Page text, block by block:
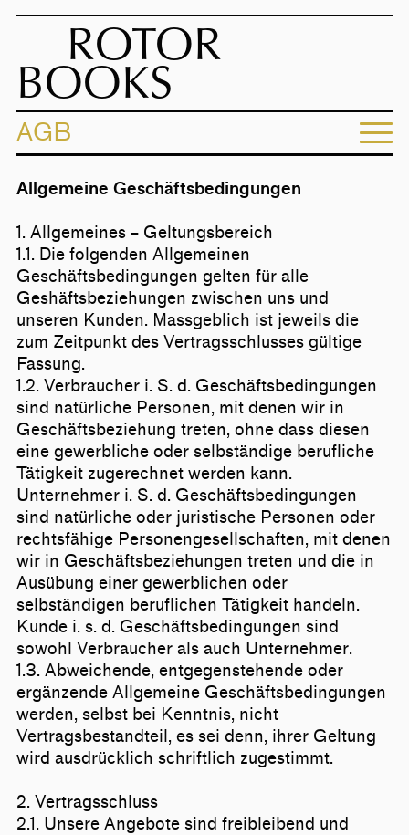
ROTOR
BOOKS
AGB
Allgemeine Geschäftsbedingungen
1. Allgemeines – Geltungsbereich
1.1. Die folgenden Allgemeinen
Geschäftsbedingungen gelten für alle
Geshäftsbeziehungen zwischen uns und
unseren Kunden. Massgeblich ist jeweils die
zum Zeitpunkt des Vertragsschlusses gültige
Fassung.
1.2. Verbraucher i. S. d. Geschäftsbedingungen
sind natürliche Personen, mit denen wir in
Geschäftsbeziehung treten, ohne dass diesen
eine gewerbliche oder selbständige berufliche
Tätigkeit zugerechnet werden kann.
Unternehmer i. S. d. Geschäftsbedingungen
sind natürliche oder juristische Personen oder
rechtsfähige Personengesellschaften, mit denen
wir in Geschäftsbeziehungen treten und die in
Ausübung einer gewerblichen oder
selbständigen beruflichen Tätigkeit handeln.
Kunde i. s. d. Geschäftsbedingungen sind
sowohl Verbraucher als auch Unternehmer.
1.3. Abweichende, entgegenstehende oder
ergänzende Allgemeine Geschäftsbedingungen
werden, selbst bei Kenntnis, nicht
Vertragsbestandteil, es sei denn, ihrer Geltung
wird ausdrücklich schriftlich zugestimmt.
2. Vertragsschluss
2.1. Unsere Angebote sind freibleibend und